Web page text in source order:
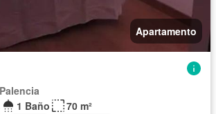
Apartamento
1 Baño
70 m²